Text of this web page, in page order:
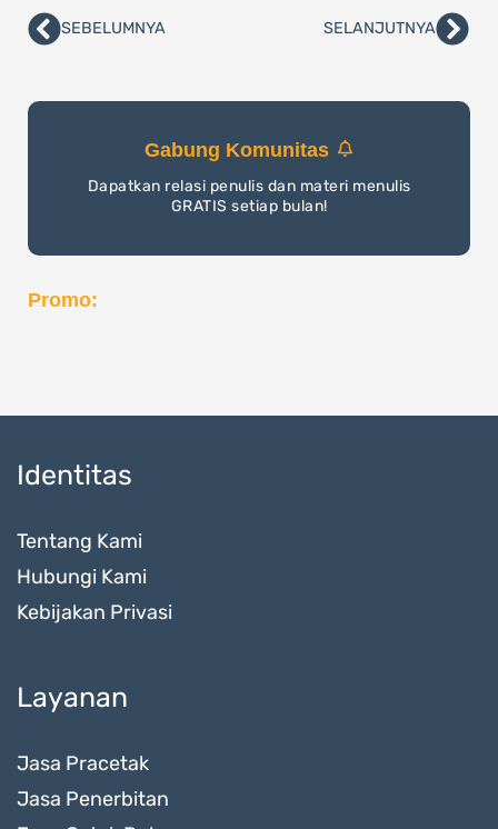
PrevSEBELUMNYA SELANJUTNYA
Gabung Komunitas
Dapatkan relasi penulis dan materi menulis
GRATIS setiap bulan!
Promo:
Identitas
Tentang Kami
Hubungi Kami
Kebijakan Privasi
Layanan
Jasa Pracetak
Jasa Penerbitan